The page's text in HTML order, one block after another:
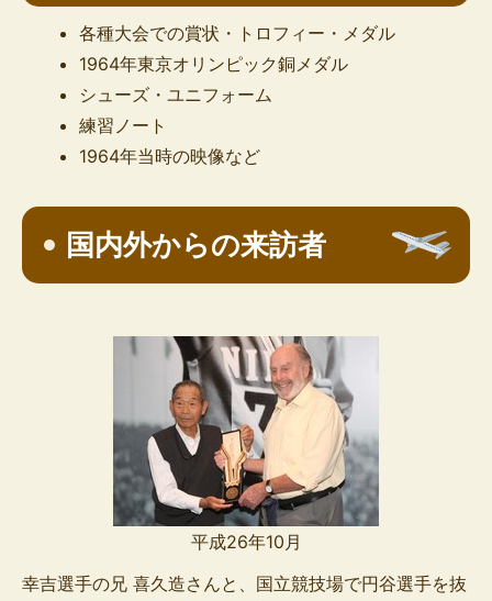
各種大会での賞状・トロフィー・メダル
1964年東京オリンピック銅メダル
シューズ・ユニフォーム
練習ノート
1964年当時の映像など
国内外からの来訪者
平成26年10月
幸吉選手の兄 喜久造さんと、国立競技場で円谷選手を抜